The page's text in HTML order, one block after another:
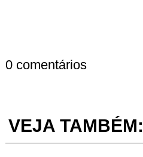
0 comentários
VEJA TAMBÉM: